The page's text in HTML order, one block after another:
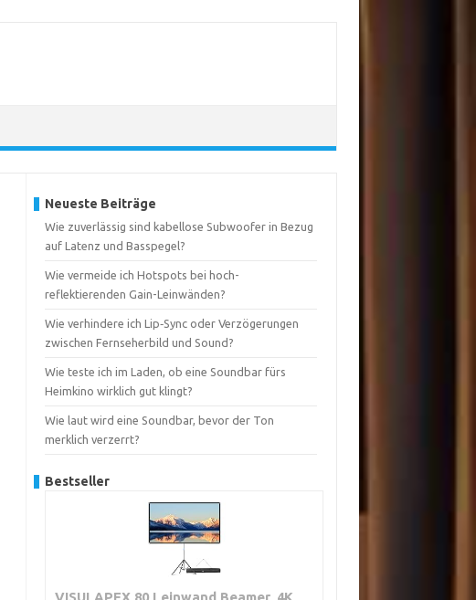
Neueste Beiträge
Wie zuverlässig sind kabellose Subwoofer in Bezug
auf Latenz und Basspegel?
Wie vermeide ich Hotspots bei hoch-
reflektierenden Gain-Leinwänden?
Wie verhindere ich Lip‑Sync oder Verzögerungen
zwischen Fernseherbild und Sound?
Wie teste ich im Laden, ob eine Soundbar fürs
Heimkino wirklich gut klingt?
Wie laut wird eine Soundbar, bevor der Ton
merklich verzerrt?
Bestseller
VISULAPEX 80 Leinwand Beamer, 4K